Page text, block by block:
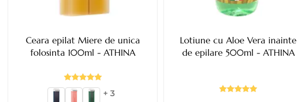
Ceara epilat Miere de unica
folosinta 100ml - ATHINA
+ 3
Lotiune cu Aloe Vera inainte
de epilare 500ml - ATHINA